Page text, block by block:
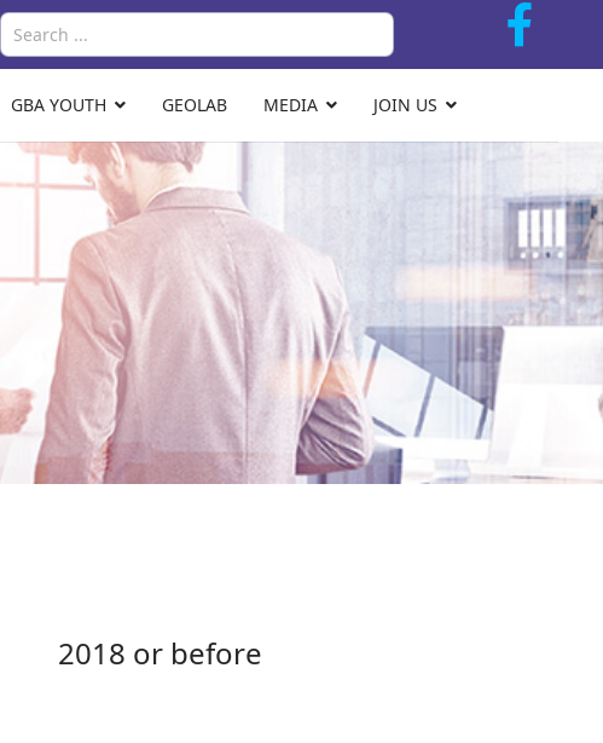
Search
GBA YOUTH GEOLAB MEDIA JOIN US
2018 or before